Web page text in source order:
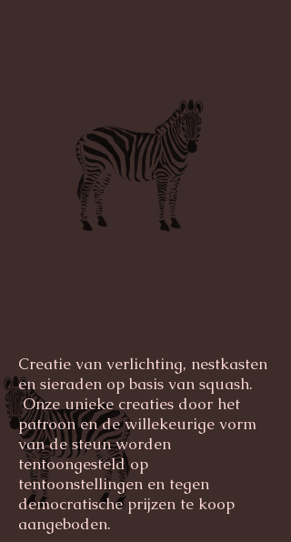
Creatie van verlichting, nestkasten
en sieraden op basis van squash.
Onze unieke creaties door het
patroon en de willekeurige vorm
van de steun worden
tentoongesteld op
tentoonstellingen en tegen
democratische prijzen te koop
aangeboden.